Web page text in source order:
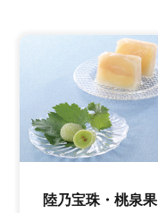
陸乃宝珠・桃泉果